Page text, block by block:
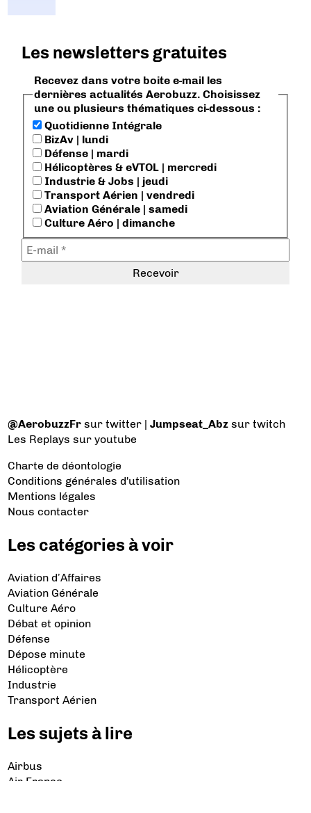
Les newsletters gratuites
Recevez dans votre boite e-mail les
dernières actualités Aerobuzz. Choisissez
une ou plusieurs thématiques ci-dessous :
Quotidienne Intégrale
BizAv | lundi
Défense | mardi
Hélicoptères & eVTOL | mercredi
Industrie & Jobs | jeudi
Transport Aérien | vendredi
Aviation Générale | samedi
Culture Aéro | dimanche
@AerobuzzFr sur twitter |Jumpseat_Abz sur twitch
Les Replays sur youtube
Charte de déontologie
Conditions générales d'utilisation
Mentions légales
Nous contacter
Les catégories à voir
Aviation d’Affaires
Aviation Générale
Culture Aéro
Débat et opinion
Défense
Dépose minute
Hélicoptère
Industrie
Transport Aérien
Les sujets à lire
Airbus
Air France